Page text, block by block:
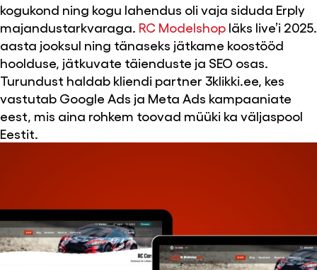
kogukond ning kogu lahendus oli vaja siduda Erply
majandustarkvaraga. RC Modelshop läks live’i 2025.
aasta jooksul ning tänaseks jätkame koostööd
hoolduse, jätkuvate täienduste ja SEO osas.
Turundust haldab kliendi partner 3klikki.ee, kes
vastutab Google Ads ja Meta Ads kampaaniate
eest, mis aina rohkem toovad müüki ka väljaspool
Eestit.